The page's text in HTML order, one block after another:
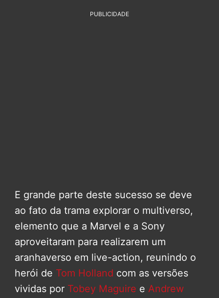
PUBLICIDADE
E grande parte deste sucesso se deve
ao fato da trama explorar o multiverso,
elemento que a Marvel e a Sony
aproveitaram para realizarem um
aranhaverso em live-action, reunindo o
herói de Tom Holland com as versões
vividas por Tobey Maguire e Andrew